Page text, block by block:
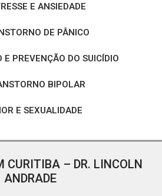
E ANSIEDADE
DE PÂNICO
E PREVENÇÃO DO SUICÍDIO
BIPOLAR
E SEXUALIDADE
CURITIBA – DR. LINCOLN
ANDRADE